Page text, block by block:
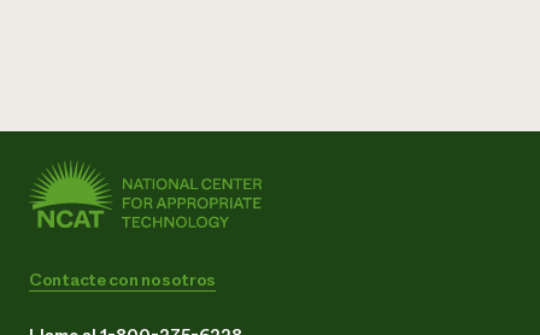
Contacte con nosotros